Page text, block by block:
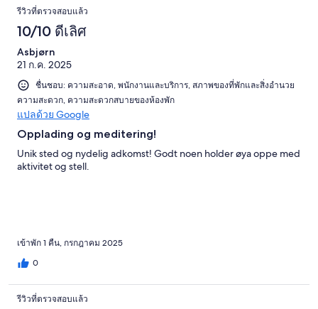
รีวิวที่ตรวจสอบแล้ว
10/10 ดีเลิศ
Asbjørn
21 ก.ค. 2025
ชื่นชอบ: ความสะอาด, พนักงานและบริการ, สภาพของที่พักและสิ่งอำนวย
ความสะดวก, ความสะดวกสบายของห้องพัก
แปลด้วย Google
Opplading og meditering!
Unik sted og nydelig adkomst! Godt noen holder øya oppe med
aktivitet og stell.
เข้าพัก 1 คืน, กรกฎาคม 2025
0
รีวิวที่ตรวจสอบแล้ว